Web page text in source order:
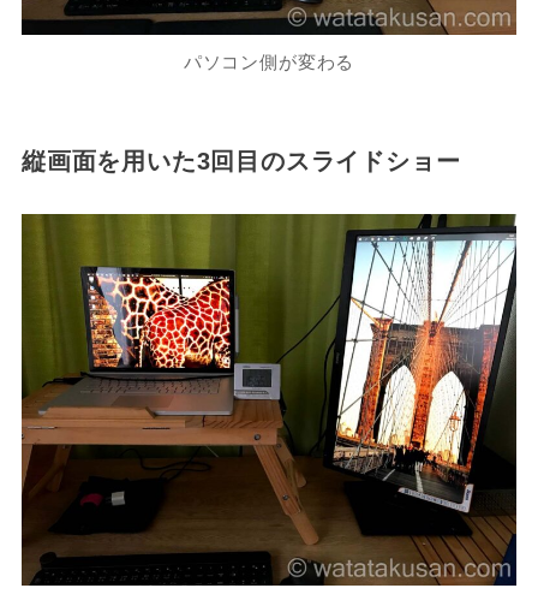
パソコン側が変わる
縦画面を用いた3回目のスライドショー